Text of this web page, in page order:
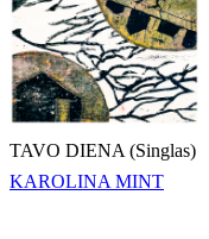
TAVO DIENA (Singlas)
KAROLINA MINT